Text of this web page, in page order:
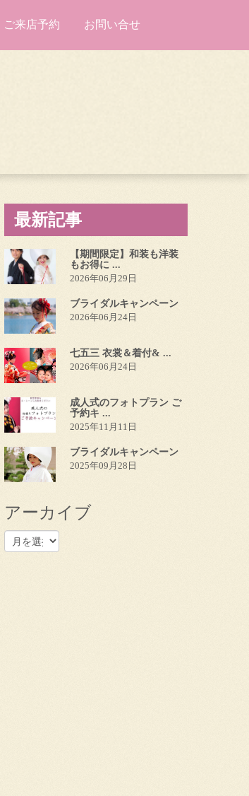
ご来店予約 お問い合せ
最新記事
【期間限定】和装も洋装
もお得に ...
2026年06月29日
ブライダルキャンペーン
2026年06月24日
七五三 衣裳＆着付& ...
2026年06月24日
成人式のフォトプラン ご
予約キ ...
2025年11月11日
ブライダルキャンペーン
2025年09月28日
アーカイブ